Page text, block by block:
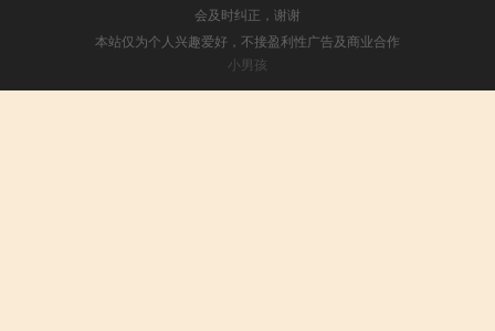
会及时纠正，谢谢
本站仅为个人兴趣爱好，不接盈利性广告及商业合作
小男孩